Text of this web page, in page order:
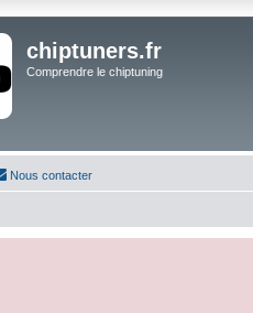
chiptuners.fr
Comprendre le chiptuning
Nous contacter